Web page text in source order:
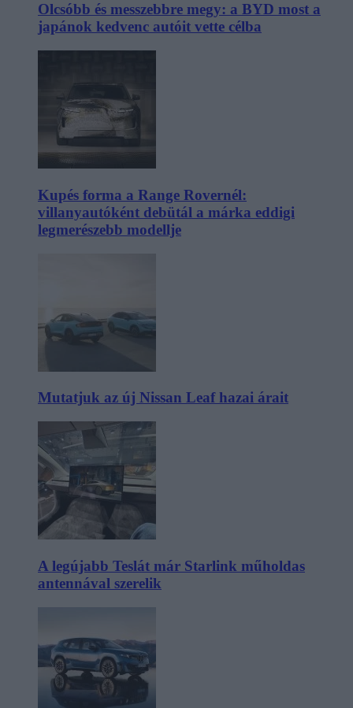
Olcsóbb és messzebbre megy: a BYD most a
japánok kedvenc autóit vette célba
Kupés forma a Range Rovernél:
villanyautóként debütál a márka eddigi
legmerészebb modellje
Mutatjuk az új Nissan Leaf hazai árait
A legújabb Teslát már Starlink műholdas
antennával szerelik